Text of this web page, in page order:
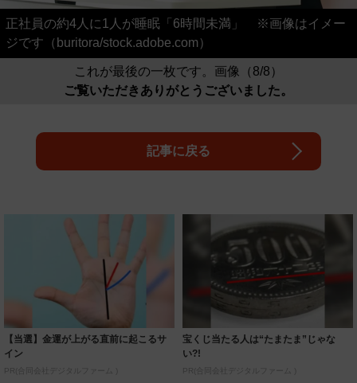
正社員の約4人に1人が睡眠「6時間未満」 ※画像はイメー
ジです（buritora/stock.adobe.com）
これが最後の一枚です。画像（8/8）
ご覧いただきありがとうございました。
記事に戻る
【当選】金運が上がる直前に起こるサ
イン
PR(合同会社デジタルファーム )
宝くじ当たる人は“たまたま”じゃな
い?!
PR(合同会社デジタルファーム )